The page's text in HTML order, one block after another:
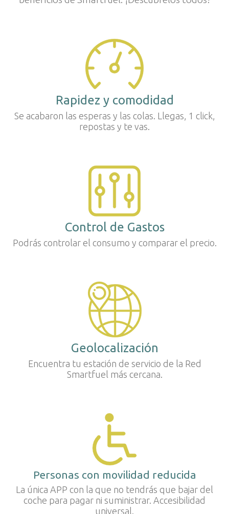
Rapidez y comodidad
Se acabaron las esperas y las colas. Llegas, 1 click,
repostas y te vas.
Control de Gastos
Podrás controlar el consumo y comparar el precio.
Geolocalización
Encuentra tu estación de servicio de la Red
Smartfuel más cercana.
Personas con movilidad reducida
La única APP con la que no tendrás que bajar del
coche para pagar ni suministrar. Accesibilidad
universal.